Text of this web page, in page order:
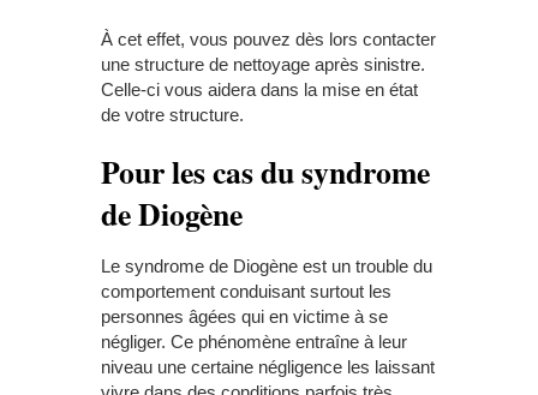
À cet effet, vous pouvez dès lors contacter
une structure de nettoyage après sinistre.
Celle-ci vous aidera dans la mise en état
de votre structure.
Pour les cas du syndrome
de Diogène
Le syndrome de Diogène est un trouble du
comportement conduisant surtout les
personnes âgées qui en victime à se
négliger. Ce phénomène entraîne à leur
niveau une certaine négligence les laissant